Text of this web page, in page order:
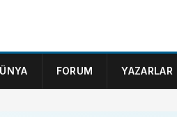
FORUM YAZARLAR